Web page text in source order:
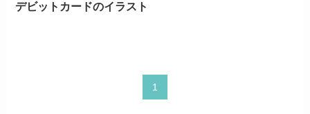
デビットカードのイラスト
1